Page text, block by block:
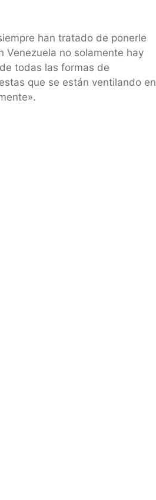
han tratado de ponerle
Venezuela no solamente hay
todas las formas de
que se están ventilando en